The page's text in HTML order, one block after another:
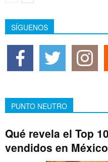
SÍGUENOS
PUNTO NEUTRO
Qué revela el Top
vendidos en México